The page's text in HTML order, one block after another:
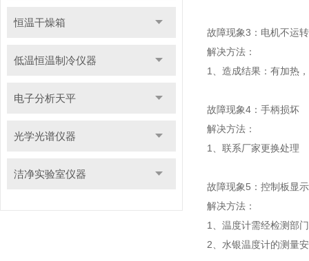
恒温干燥箱
低温恒温制冷仪器
电子分析天平
光学光谱仪器
洁净实验室仪器
故障现象3：电机不运转
解决方法：
1、造成结果：有加热
故障现象4：手柄损坏
解决方法：
1、联系厂家更换处理
故障现象5：控制板显
解决方法：
1、温度计需经检测部
2、水银温度计的测量